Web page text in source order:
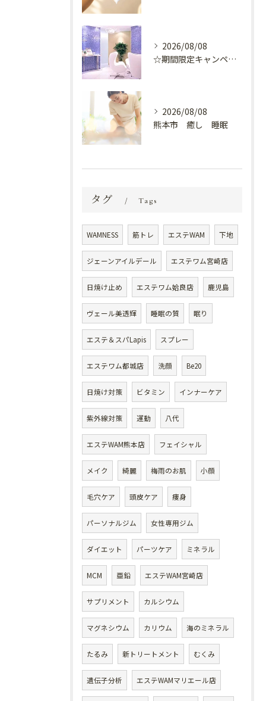
2026/08/08
☆期間限定キャンペーン開催中☆
2026/08/08
熊本市 癒し 睡眠
タグ Tags
WAMNESS 筋トレ エステWAM 下地
ジェーンアイルデール エステワム宮崎店
日焼け止め エステワム姶良店 鹿児島
ヴェール美透輝 睡眠の質 眠り
エステ＆スパLapis スプレー
エステワム都城店 洗顔 Be20
日焼け対策 ビタミン インナーケア
紫外線対策 運動 八代
エステWAM熊本店 フェイシャル
メイク 綺麗 梅雨のお肌 小顔
毛穴ケア 頭皮ケア 痩身
パーソナルジム 女性専用ジム
ダイエット パーツケア ミネラル
MCM 亜鉛 エステWAM宮崎店
サプリメント カルシウム
マグネシウム カリウム 海のミネラル
たるみ 新トリートメント むくみ
遺伝子分析 エステWAMマリエール店